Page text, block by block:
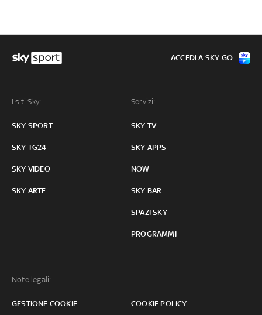
I siti Sky:
SKY SPORT
SKY TG24
SKY VIDEO
SKY ARTE
Servizi:
SKY TV
SKY APPS
NOW
SKY BAR
SPAZI SKY
PROGRAMMI
Note legali:
GESTIONE COOKIE COOKIE POLICY
ACCEDI A SKY GO